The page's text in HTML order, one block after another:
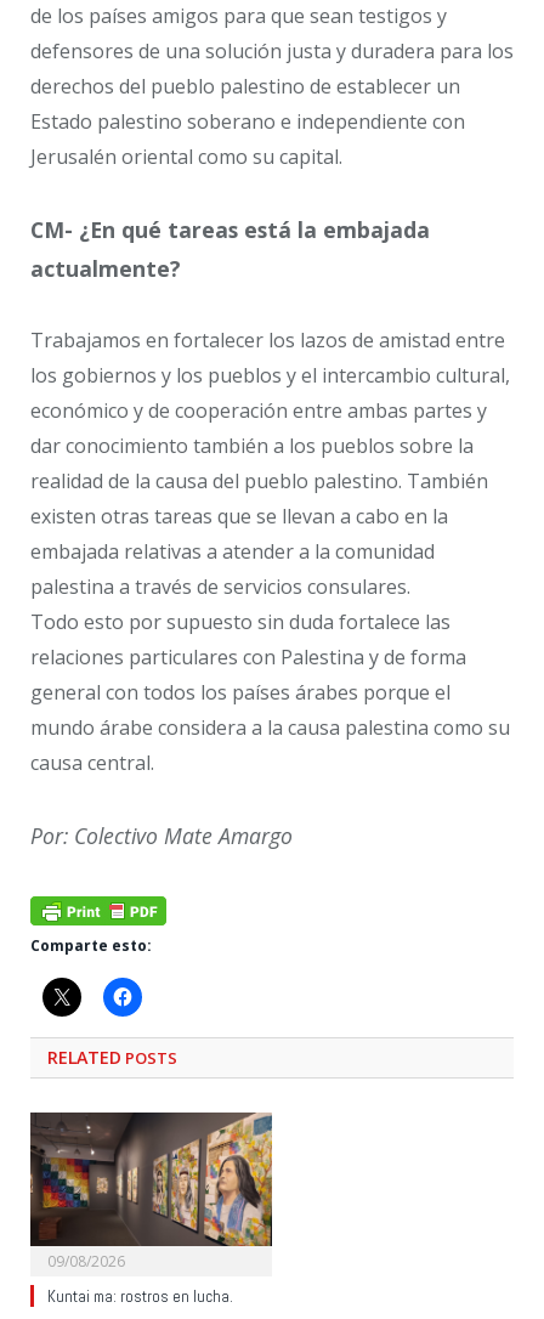
de los países amigos para que sean testigos y
defensores de una solución justa y duradera para los
derechos del pueblo palestino de establecer un
Estado palestino soberano e independiente con
Jerusalén oriental como su capital.
CM- ¿En qué tareas está la embajada
actualmente?
Trabajamos en fortalecer los lazos de amistad entre
los gobiernos y los pueblos y el intercambio cultural,
económico y de cooperación entre ambas partes y
dar conocimiento también a los pueblos sobre la
realidad de la causa del pueblo palestino. También
existen otras tareas que se llevan a cabo en la
embajada relativas a atender a la comunidad
palestina a través de servicios consulares.
Todo esto por supuesto sin duda fortalece las
relaciones particulares con Palestina y de forma
general con todos los países árabes porque el
mundo árabe considera a la causa palestina como su
causa central.
Por: Colectivo Mate Amargo
Comparte esto:
RELATED POSTS
09/08/2026
Kuntai ma: rostros en lucha.